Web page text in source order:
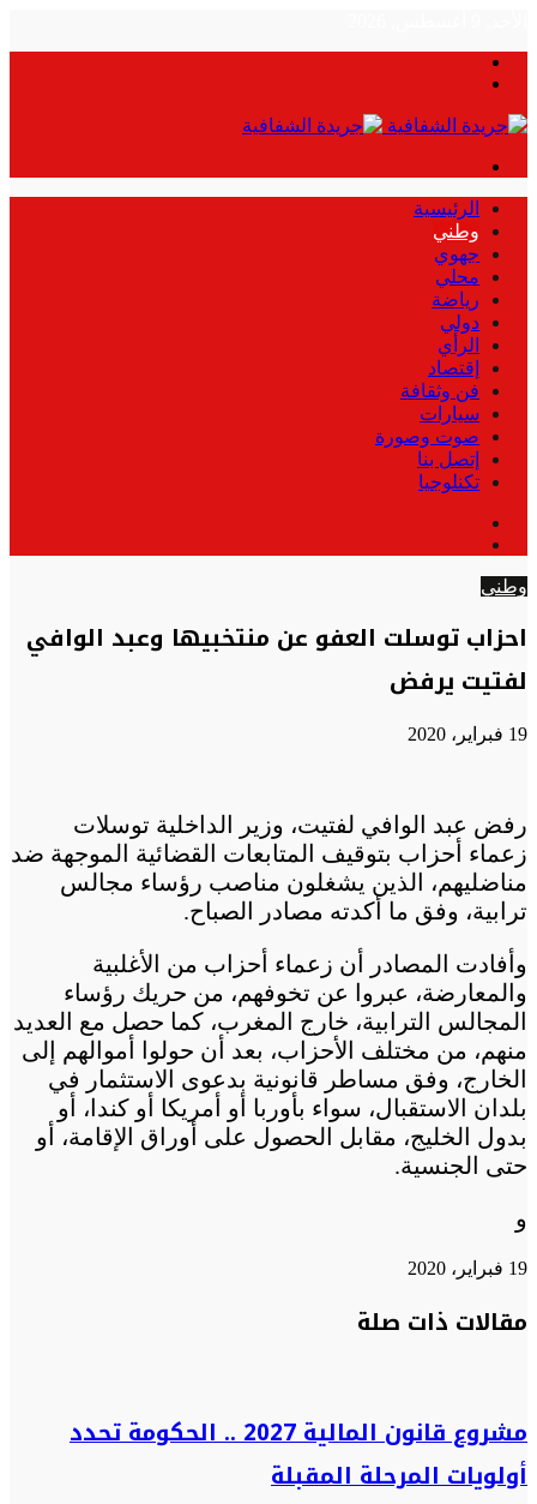
الرئيسية
وطني
جهوي
محلي
رياضة
دولي
الرأي
إقتصاد
فن وثقافة
سيارات
صوت وصورة
إتصل بنا
تكنلوجيا
وطني
احزاب توسلت العفو عن منتخبيها وعبد الوافي
لفتيت يرفض
19 فبراير، 2020
رفض عبد الوافي لفتيت، وزير الداخلية توسلات
زعماء أحزاب بتوقيف المتابعات القضائية الموجهة ضد
مناضليهم، الذين يشغلون مناصب رؤساء مجالس
ترابية، وفق ما أكدته مصادر الصباح.
وأفادت المصادر أن زعماء أحزاب من الأغلبية
والمعارضة، عبروا عن تخوفهم، من حريك رؤساء
المجالس الترابية، خارج المغرب، كما حصل مع العديد
منهم، من مختلف الأحزاب، بعد أن حولوا أموالهم إلى
الخارج، وفق مساطر قانونية بدعوى الاستثمار في
بلدان الاستقبال، سواء بأوربا أو أمريكا أو كندا، أو
بدول الخليج، مقابل الحصول على أوراق الإقامة، أو
حتى الجنسية.
و
19 فبراير، 2020
عبر
البريد
مقالات ذات صلة
مشروع قانون المالية 2027 .. الحكومة تحدد
أولويات المرحلة المقبلة